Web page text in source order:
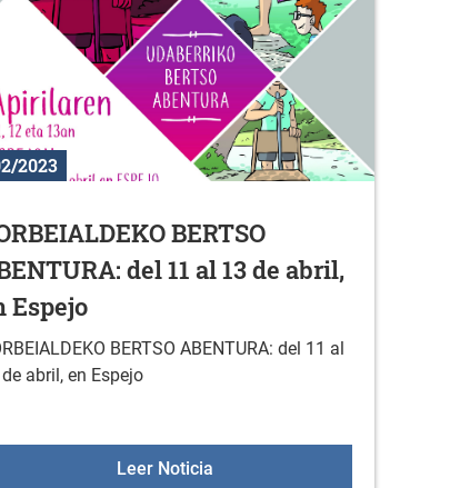
CERRADA
2023
BERTSO
del 11 al 13 de abril,
Espejo
BERTSO ABENTURA: del 11 al
abril, en Espejo
Leer Noticia